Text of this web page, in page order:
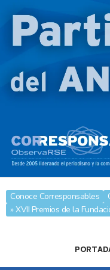
Conoce Corresponsables
» XVII Premios de la